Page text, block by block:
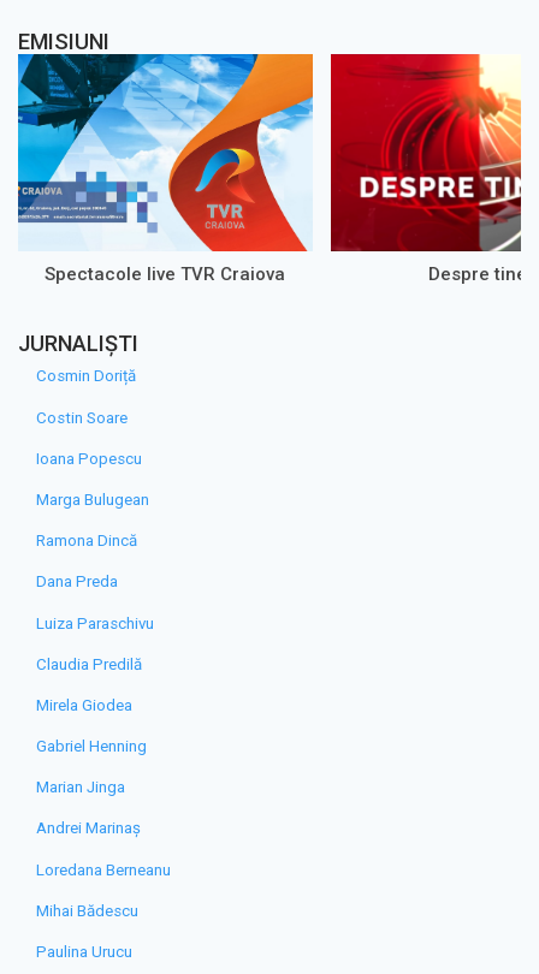
EMISIUNI
Spectacole live TVR Craiova Despre tine
JURNALIȘTI
Cosmin Doriță
Costin Soare
Ioana Popescu
Marga Bulugean
Ramona Dincă
Dana Preda
Luiza Paraschivu
Claudia Predilă
Mirela Giodea
Gabriel Henning
Marian Jinga
Andrei Marinaș
Loredana Berneanu
Mihai Bădescu
Paulina Urucu